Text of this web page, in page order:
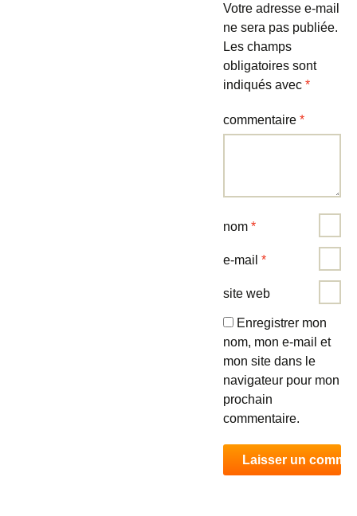
Votre adresse e-mail
ne sera pas publiée.
Les champs
obligatoires sont
indiqués avec *
commentaire *
nom *
e-mail *
site web
Enregistrer mon
nom, mon e-mail et
mon site dans le
navigateur pour mon
prochain
commentaire.